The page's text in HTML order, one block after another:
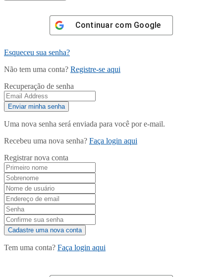
Continuar com Google
Esqueceu sua senha?
Não tem uma conta? Registre-se aqui
Recuperação de senha
Uma nova senha será enviada para você por e-mail.
Recebeu uma nova senha? Faça login aqui
Registrar nova conta
Tem uma conta? Faça login aqui